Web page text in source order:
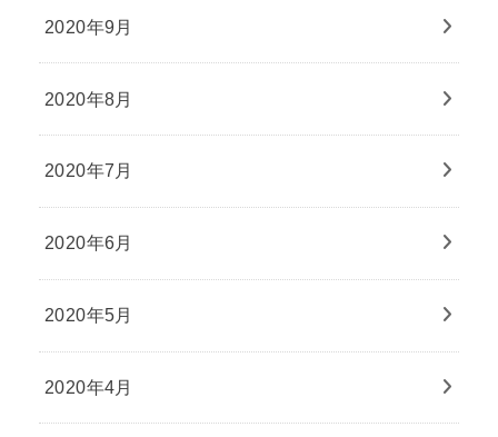
2020年9月
2020年8月
2020年7月
2020年6月
2020年5月
2020年4月